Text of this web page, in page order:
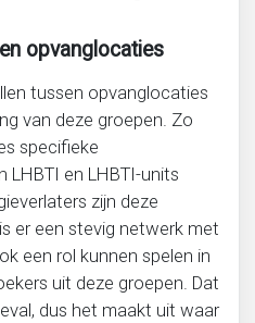
opvanglocaties
tussen opvanglocaties
van deze groepen. Zo
specifieke
en LHBTI-units
zijn deze
er een stevig netwerk met
een rol kunnen spelen in
uit deze groepen. Dat
dus het maakt uit waar